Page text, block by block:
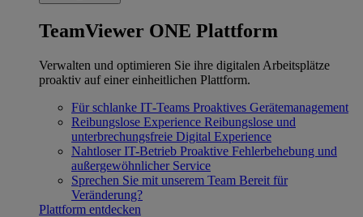
TeamViewer ONE Plattform
Verwalten und optimieren Sie ihre digitalen Arbeitsplätze
proaktiv auf einer einheitlichen Plattform.
Für schlanke IT‐Teams Proaktives Gerätemanagement
Reibungslose Experience Reibungslose und
unterbrechungsfreie Digital Experience
Nahtloser IT-Betrieb Proaktive Fehlerbehebung und
außergewöhnlicher Service
Sprechen Sie mit unserem Team Bereit für
Veränderung?
Plattform entdecken